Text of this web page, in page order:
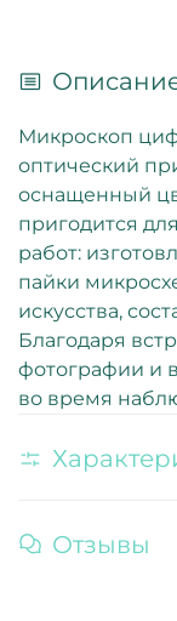
Микроскоп
оптический
оснащенный
пригодится
работ:
пайки
искусства,
Благодаря
фотографии и
во время
Отзывы